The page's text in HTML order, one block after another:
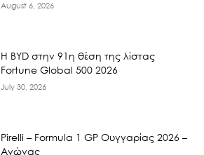
August 6, 2026
Η BYD στην 91η θέση της λίστας
Fortune Global 500 2026
July 30, 2026
Pirelli – Formula 1 GP Ουγγαρίας 2026 –
Αγώνας